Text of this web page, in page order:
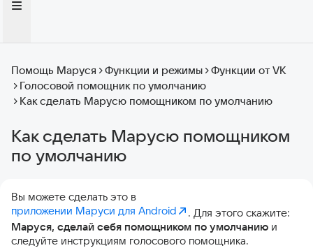
Помощь Маруся Функции и режимы
Функции от VK
Голосовой помощник по умолчанию
Как сделать Марусю помощником по умолчанию
Как сделать Марусю помощником
по умолчанию
Вы можете сделать это в
приложении Маруси для Android
. Для этого скажите:
Маруся, сделай себя помощником по умолчанию и
следуйте инструкциям голосового помощника.